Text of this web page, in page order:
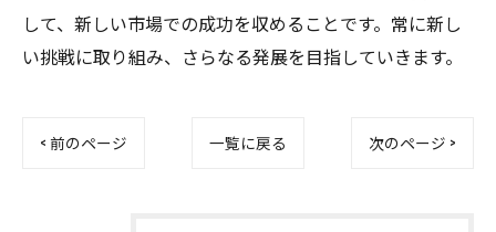
して、新しい市場での成功を収めることです。常に新し
い挑戦に取り組み、さらなる発展を目指していきます。
< 前のページ 一覧に戻る 次のページ >